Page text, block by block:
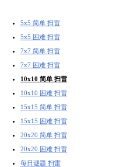
5x5 简单 扫雷
5x5 困难 扫雷
7x7 简单 扫雷
7x7 困难 扫雷
10x10 简单 扫雷
10x10 困难 扫雷
15x15 简单 扫雷
15x15 困难 扫雷
20x20 简单 扫雷
20x20 困难 扫雷
每日谜题 扫雷